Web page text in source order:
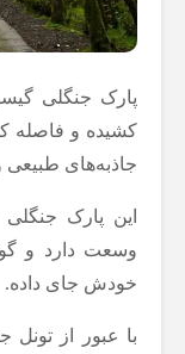
پارک جنگلی
کشیده و فاصله
جاذبه‌های طبیعی
وسعت دارد و
خودش جای داده.
با عبور از